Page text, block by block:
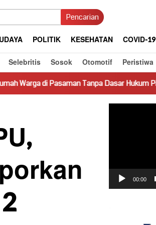
Pencarian
POLITIK KESEHATAN COVID-19
Selebritis Sosok Otomotif Peristiwa
Tanpa Dasar Hukum Picu Keresahan
00:00